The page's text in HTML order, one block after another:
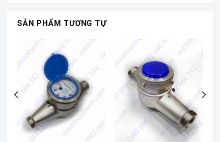
SẢN PHẨM TƯƠNG TỰ